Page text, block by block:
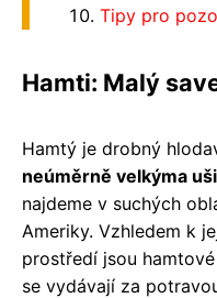
Tipy pro
Hamti: Malý
Hamtý je drobný
neúměrně velkýma
najdeme v suchých
Ameriky. Vzhledem k
prostředí jsou
se vydávají za